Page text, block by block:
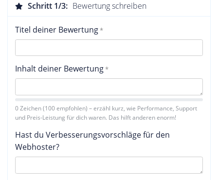
Schritt 1/3: Bewertung schreiben
Titel deiner Bewertung
Inhalt deiner Bewertung
0 Zeichen (100 empfohlen) – erzähl kurz, wie Performance, Support
und Preis-Leistung für dich waren. Das hilft anderen enorm!
Hast du Verbesserungsvorschläge für den
Webhoster?